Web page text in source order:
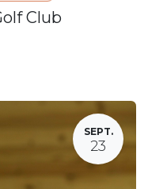
Club
SEPT.
23